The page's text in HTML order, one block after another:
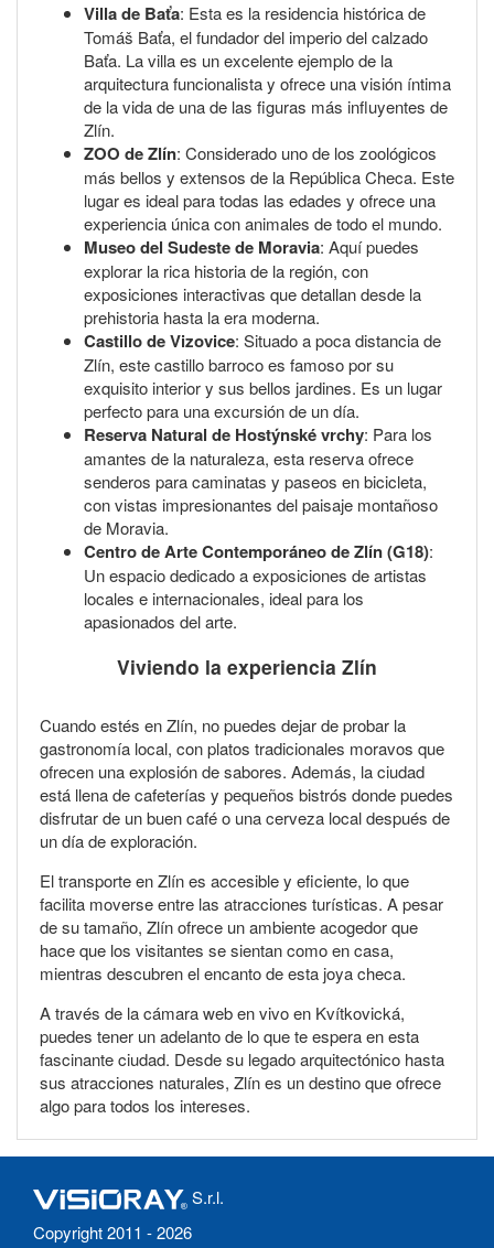
Villa de Baťa: Esta es la residencia histórica de
Tomáš Baťa, el fundador del imperio del calzado
Baťa. La villa es un excelente ejemplo de la
arquitectura funcionalista y ofrece una visión íntima
de la vida de una de las figuras más influyentes de
Zlín.
ZOO de Zlín: Considerado uno de los zoológicos
más bellos y extensos de la República Checa. Este
lugar es ideal para todas las edades y ofrece una
experiencia única con animales de todo el mundo.
Museo del Sudeste de Moravia: Aquí puedes
explorar la rica historia de la región, con
exposiciones interactivas que detallan desde la
prehistoria hasta la era moderna.
Castillo de Vizovice: Situado a poca distancia de
Zlín, este castillo barroco es famoso por su
exquisito interior y sus bellos jardines. Es un lugar
perfecto para una excursión de un día.
Reserva Natural de Hostýnské vrchy: Para los
amantes de la naturaleza, esta reserva ofrece
senderos para caminatas y paseos en bicicleta,
con vistas impresionantes del paisaje montañoso
de Moravia.
Centro de Arte Contemporáneo de Zlín (G18):
Un espacio dedicado a exposiciones de artistas
locales e internacionales, ideal para los
apasionados del arte.
Viviendo la experiencia Zlín
Cuando estés en Zlín, no puedes dejar de probar la
gastronomía local, con platos tradicionales moravos que
ofrecen una explosión de sabores. Además, la ciudad
está llena de cafeterías y pequeños bistrós donde puedes
disfrutar de un buen café o una cerveza local después de
un día de exploración.
El transporte en Zlín es accesible y eficiente, lo que
facilita moverse entre las atracciones turísticas. A pesar
de su tamaño, Zlín ofrece un ambiente acogedor que
hace que los visitantes se sientan como en casa,
mientras descubren el encanto de esta joya checa.
A través de la cámara web en vivo en Kvítkovická,
puedes tener un adelanto de lo que te espera en esta
fascinante ciudad. Desde su legado arquitectónico hasta
sus atracciones naturales, Zlín es un destino que ofrece
algo para todos los intereses.
S.r.l.
Copyright 2011 - 2026